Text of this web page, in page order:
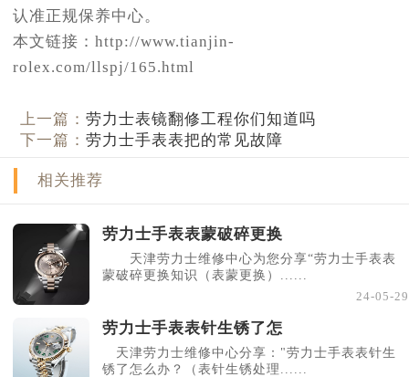
认准正规保养中心。
本文链接：http://www.tianjin-
rolex.com/llspj/165.html
上一篇：劳力士表镜翻修工程你们知道吗
下一篇：劳力士手表表把的常见故障
相关推荐
劳力士手表表蒙破碎更换
天津劳力士维修中心为您分享“劳力士手表表
蒙破碎更换知识（表蒙更换）......
24-05-29
劳力士手表表针生锈了怎
天津劳力士维修中心分享："劳力士手表表针生
锈了怎么办？（表针生锈处理......